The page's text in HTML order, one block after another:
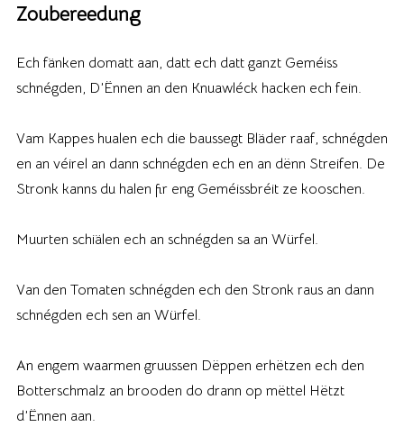
Zoubereedung
Ech fänken domatt aan, datt ech datt ganzt Geméiss
schnégden, D’Ënnen an den Knuawléck hacken ech fein.
Vam Kappes hualen ech die baussegt Bläder raaf, schnégden
en an véirel an dann schnégden ech en an dënn Streifen. De
Stronk kanns du halen fir eng Geméissbréit ze kooschen.
Muurten schiälen ech an schnégden sa an Würfel.
Van den Tomaten schnégden ech den Stronk raus an dann
schnégden ech sen an Würfel.
An engem waarmen gruussen Dëppen erhëtzen ech den
Botterschmalz an brooden do drann op mëttel Hëtzt
d’Ënnen aan.